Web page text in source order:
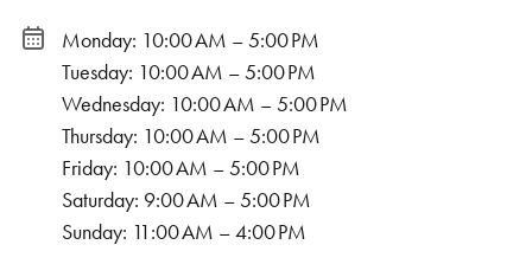
Monday: 10:00 AM – 5:00 PM
Tuesday: 10:00 AM – 5:00 PM
Wednesday: 10:00 AM – 5:00 PM
Thursday: 10:00 AM – 5:00 PM
Friday: 10:00 AM – 5:00 PM
Saturday: 9:00 AM – 5:00 PM
Sunday: 11:00 AM – 4:00 PM